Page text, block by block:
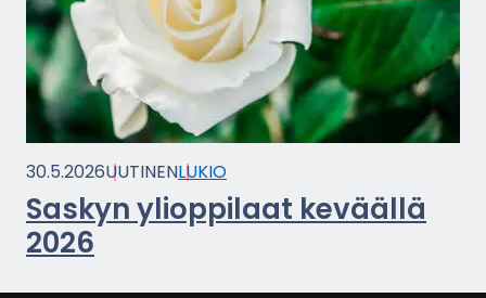
30.5.2026UU­TI­NENLUKIO
Sas­kyn yli­op­pi­laat ke­vääl­lä
2026